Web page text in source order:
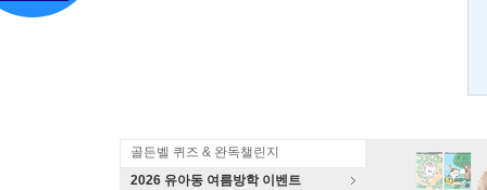
골든벨 퀴즈 & 완독챌린지
2026 유아동 여름방학 이벤트